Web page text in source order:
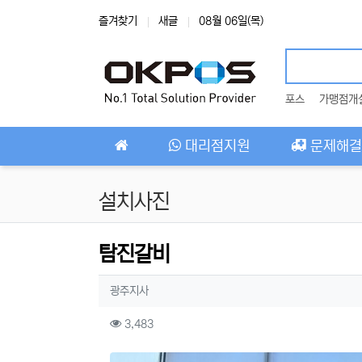
즐겨찾기 새글 08월 06일(목)
포스 가맹점개
대리점지원 문제해
설치사진
탐진갈비
작성자 정보
광주지사작성
컨텐츠 정보
3,483조회